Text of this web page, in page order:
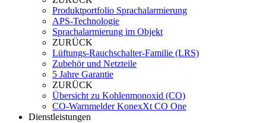
Produktportfolio Sprachalarmierung
APS-Technologie
Sprachalarmierung im Objekt
ZURÜCK
Lüftungs-Rauchschalter-Familie (LRS)
Zubehör und Netzteile
5 Jahre Garantie
ZURÜCK
Übersicht zu Kohlenmonoxid (CO)
CO-Warnmelder KonexXt CO One
Dienstleistungen